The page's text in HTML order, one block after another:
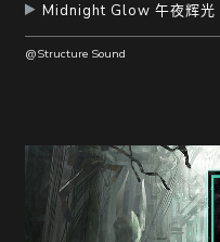
Midnight Glow 午夜辉光
@Structure Sound